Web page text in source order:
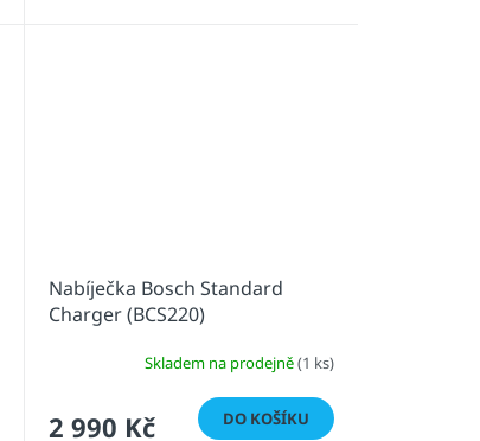
Nabíječka Bosch Standard
Charger (BCS220)
Skladem na prodejně(1 ks)
2 990 Kč DO KOŠÍKU